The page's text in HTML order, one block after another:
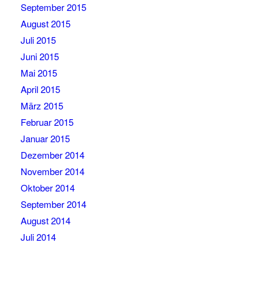
September 2015
August 2015
Juli 2015
Juni 2015
Mai 2015
April 2015
März 2015
Februar 2015
Januar 2015
Dezember 2014
November 2014
Oktober 2014
September 2014
August 2014
Juli 2014